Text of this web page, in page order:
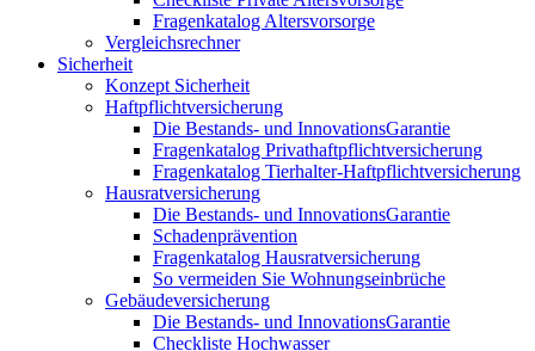
Fragenkatalog Altersvorsorge
Vergleichsrechner
Sicherheit
Konzept Sicherheit
Haftpflichtversicherung
Die Bestands- und InnovationsGarantie
Fragenkatalog Privathaftpflichtversicherung
Fragenkatalog Tierhalter-Haftpflichtversicherung
Hausratversicherung
Die Bestands- und InnovationsGarantie
Schadenprävention
Fragenkatalog Hausratversicherung
So vermeiden Sie Wohnungseinbrüche
Gebäudeversicherung
Die Bestands- und InnovationsGarantie
Checkliste Hochwasser